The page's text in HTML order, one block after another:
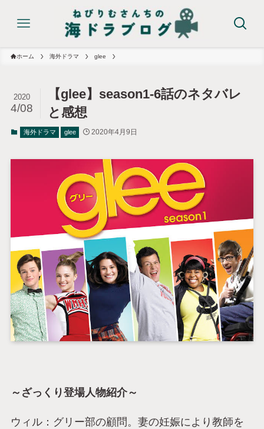
ホーム 海外ドラマ glee
【glee】season1-6話のネタバレ
と感想
2020
4/08
海外ドラマ glee 2020年4月9日
～ざっくり登場人物紹介～
ウィル：グリー部の顧問。妻の妊娠により教師を